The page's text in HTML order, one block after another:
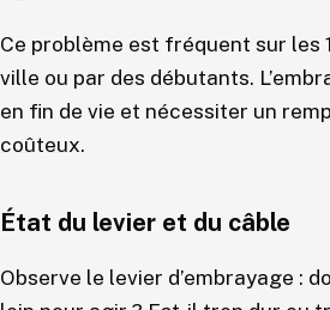
Ce problème est fréquent sur les
ville ou par des débutants.
en fin de vie et nécessiter un
coûteux.
État du levier et du câble
Observe le levier d’embrayage :